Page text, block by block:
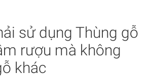
sử dụng Thùng gỗ
rượu mà không
khác